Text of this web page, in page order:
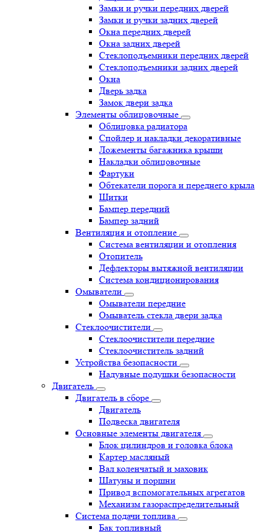
Замки и ручки передних дверей
Замки и ручки задних дверей
Окна передних дверей
Окна задних дверей
Стеклоподъемники передних дверей
Стеклоподъемники задних дверей
Окна
Дверь задка
Замок двери задка
Элементы облицовочные
Облицовка радиатора
Спойлер и накладки декоративные
Ложементы багажника крыши
Накладки облицовочные
Фартуки
Обтекатели порога и переднего крыла
Щитки
Бампер передний
Бампер задний
Вентиляция и отопление
Система вентиляции и отопления
Отопитель
Дефлекторы вытяжной вентиляции
Система кондиционирования
Омыватели
Омыватели передние
Омыватель стекла двери задка
Стеклоочистители
Стеклоочистители передние
Стеклоочиститель задний
Устройства безопасности
Надувные подушки безопасности
Двигатель
Двигатель в сборе
Двигатель
Подвеска двигателя
Основные элементы двигателя
Блок цилиндров и головка блока
Картер масляный
Вал коленчатый и маховик
Шатуны и поршни
Привод вспомогательных агрегатов
Механизм газораспределительный
Система подачи топлива
Бак топливный